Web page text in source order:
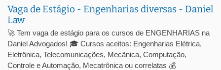
Vaga de Estágio - Engenharias diversas - Daniel
Law
🚀 Tem vaga de estágio para os cursos de ENGENHARIAS na
Daniel Advogados! 🎓 Cursos aceitos: Engenharias Elétrica,
Eletrônica, Telecomunicações, Mecânica, Computação,
Controle e Automação, Mecatrônica ou correlatas 💰